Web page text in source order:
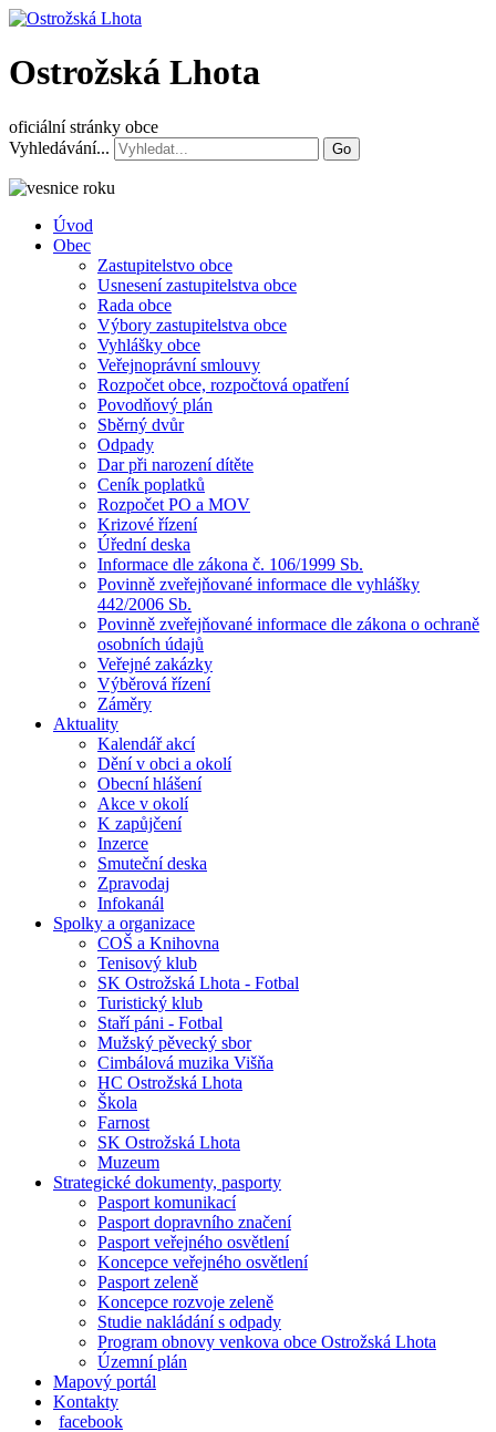
Ostrožská Lhota
oficiální stránky obce
Vyhledávání...
Go
Úvod
Obec
Zastupitelstvo obce
Usnesení zastupitelstva obce
Rada obce
Výbory zastupitelstva obce
Vyhlášky obce
Veřejnoprávní smlouvy
Rozpočet obce, rozpočtová opatření
Povodňový plán
Sběrný dvůr
Odpady
Dar při narození dítěte
Ceník poplatků
Rozpočet PO a MOV
Krizové řízení
Úřední deska
Informace dle zákona č. 106/1999 Sb.
Povinně zveřejňované informace dle vyhlášky
442/2006 Sb.
Povinně zveřejňované informace dle zákona o ochraně
osobních údajů
Veřejné zakázky
Výběrová řízení
Záměry
Aktuality
Kalendář akcí
Dění v obci a okolí
Obecní hlášení
Akce v okolí
K zapůjčení
Inzerce
Smuteční deska
Zpravodaj
Infokanál
Spolky a organizace
COŠ a Knihovna
Tenisový klub
SK Ostrožská Lhota - Fotbal
Turistický klub
Staří páni - Fotbal
Mužský pěvecký sbor
Cimbálová muzika Višňa
HC Ostrožská Lhota
Škola
Farnost
SK Ostrožská Lhota
Muzeum
Strategické dokumenty, pasporty
Pasport komunikací
Pasport dopravního značení
Pasport veřejného osvětlení
Koncepce veřejného osvětlení
Pasport zeleně
Koncepce rozvoje zeleně
Studie nakládání s odpady
Program obnovy venkova obce Ostrožská Lhota
Územní plán
Mapový portál
Kontakty
facebook